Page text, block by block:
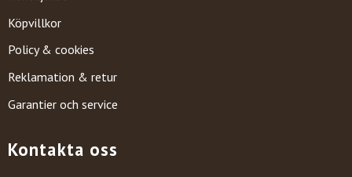
Köpvillkor
Policy & cookies
Reklamation & retur
Garantier och service
Kontakta oss